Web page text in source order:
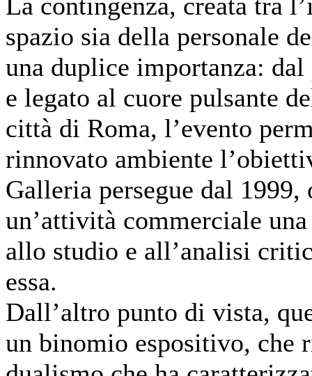
spazio sia della personale
una duplice importanza:
e legato al cuore pulsante
città di Roma, l’evento
rinnovato ambiente
Galleria persegue dal
un’attività commerciale
allo studio e all’analisi
essa.
Dall’altro punto di vista,
un binomio espositivo, che